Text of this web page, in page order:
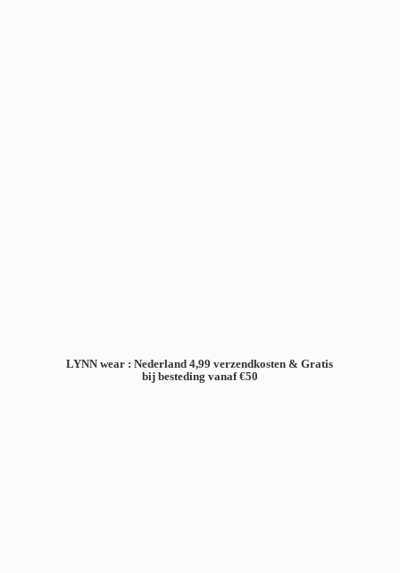
LYNN wear : Nederland 4,99 verzendkosten & Gratis
bij besteding vanaf €50